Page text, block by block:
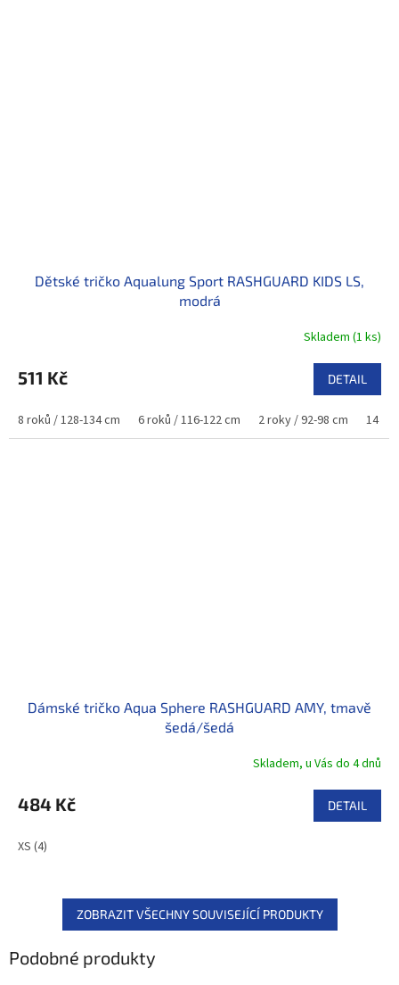
Dětské tričko Aqualung Sport RASHGUARD KIDS LS,
modrá
Skladem (1 ks)
511 Kč DETAIL
8 roků / 128-134 cm 6 roků / 116-122 cm 2 roky / 92-98 cm 14
Dámské tričko Aqua Sphere RASHGUARD AMY, tmavě
šedá/šedá
Skladem, u Vás do 4 dnů
484 Kč DETAIL
XS (4)
ZOBRAZIT VŠECHNY SOUVISEJÍCÍ PRODUKTY
Podobné produkty